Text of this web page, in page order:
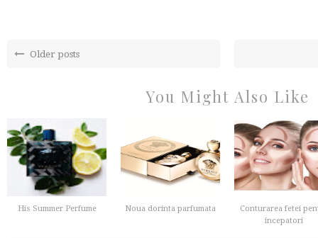
Older posts
You Might Also Like
His Summer Perfume Noua dorinta parfumata
Conturarea fetei
incepatori